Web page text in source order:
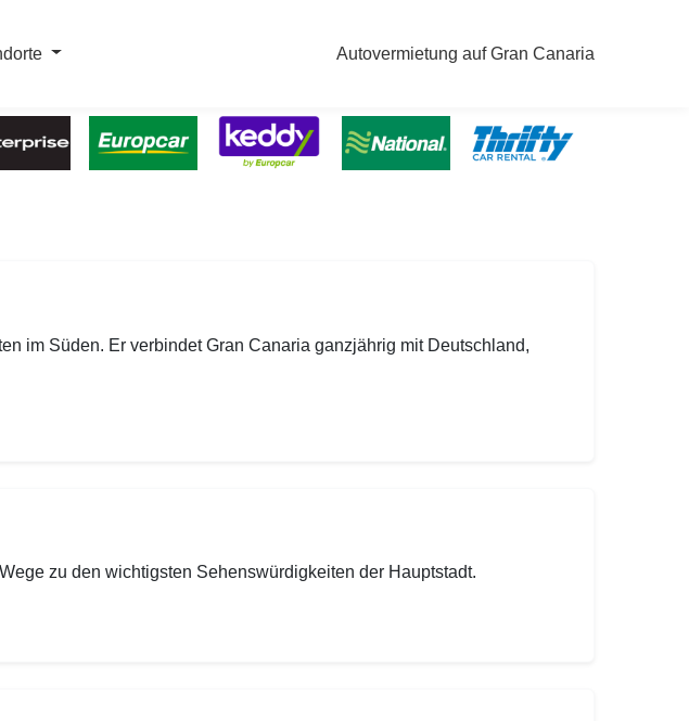
Autovermietung auf Gran Canaria
im Süden. Er verbindet Gran Canaria ganzjährig mit Deutschland,
zu den wichtigsten Sehenswürdigkeiten der Hauptstadt.